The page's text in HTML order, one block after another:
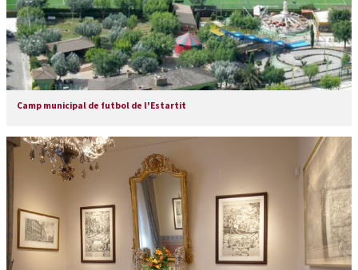
Camp municipal de futbol de l'Estartit